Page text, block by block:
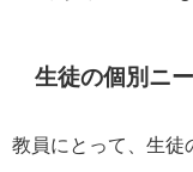
生徒の個別ニ
教員にとって、生徒